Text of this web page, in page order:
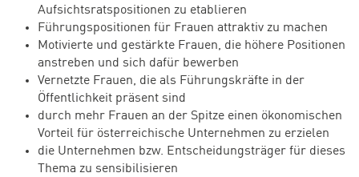
Aufsichtsratspositionen zu etablieren
Führungspositionen für Frauen attraktiv zu machen
Motivierte und gestärkte Frauen, die höhere Positionen
anstreben und sich dafür bewerben
Vernetzte Frauen, die als Führungskräfte in der
Öffentlichkeit präsent sind
durch mehr Frauen an der Spitze einen ökonomischen
Vorteil für österreichische Unternehmen zu erzielen
die Unternehmen bzw. Entscheidungsträger für dieses
Thema zu sensibilisieren